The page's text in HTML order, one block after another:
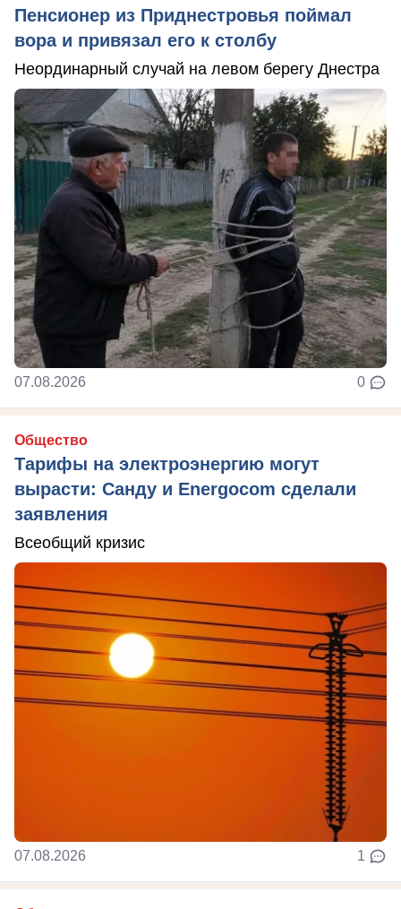
Пенсионер из Приднестровья поймал
вора и привязал его к столбу
Неординарный случай на левом берегу Днестра
07.08.2026 0
Общество
Тарифы на электроэнергию могут
вырасти: Санду и Energocom сделали
заявления
Всеобщий кризис
07.08.2026 1